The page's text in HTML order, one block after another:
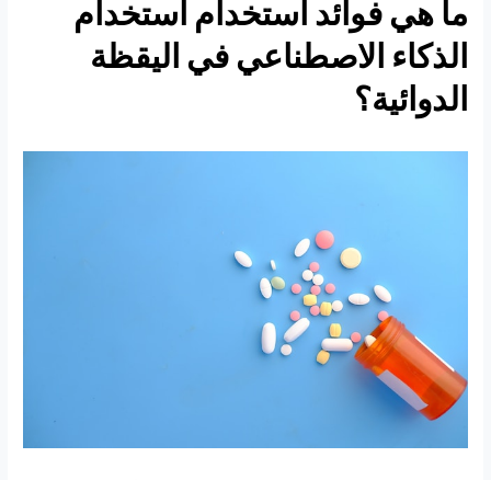
ما هي فوائد استخدام استخدام
الذكاء الاصطناعي في اليقظة
الدوائية؟